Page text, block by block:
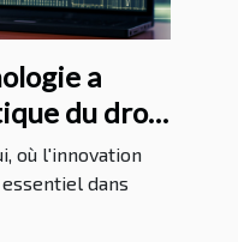
a
du droit
où l'innovation
dans